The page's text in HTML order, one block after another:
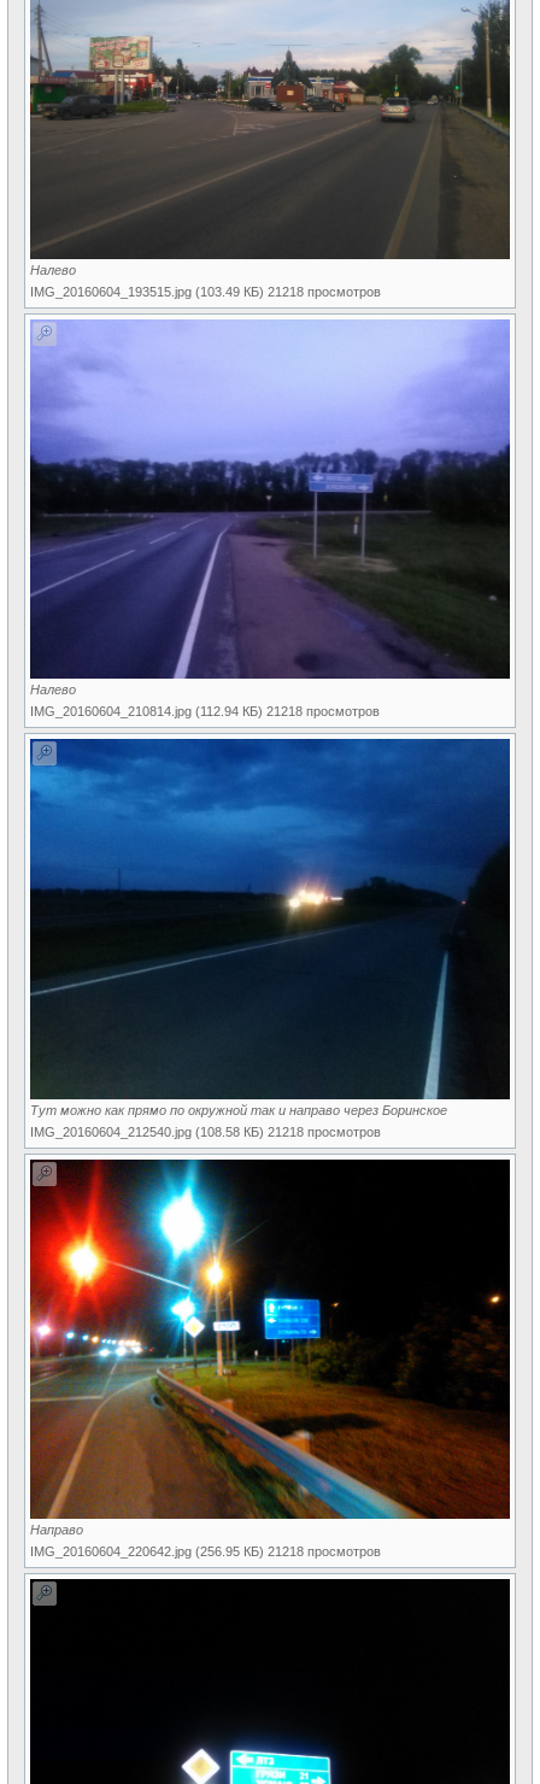
Налево
IMG_20160604_193515.jpg (103.49 КБ) 21218 просмотров
Налево
IMG_20160604_210814.jpg (112.94 КБ) 21218 просмотров
Тут можно как прямо по окружной так и направо через Боринское
IMG_20160604_212540.jpg (108.58 КБ) 21218 просмотров
Направо
IMG_20160604_220642.jpg (256.95 КБ) 21218 просмотров